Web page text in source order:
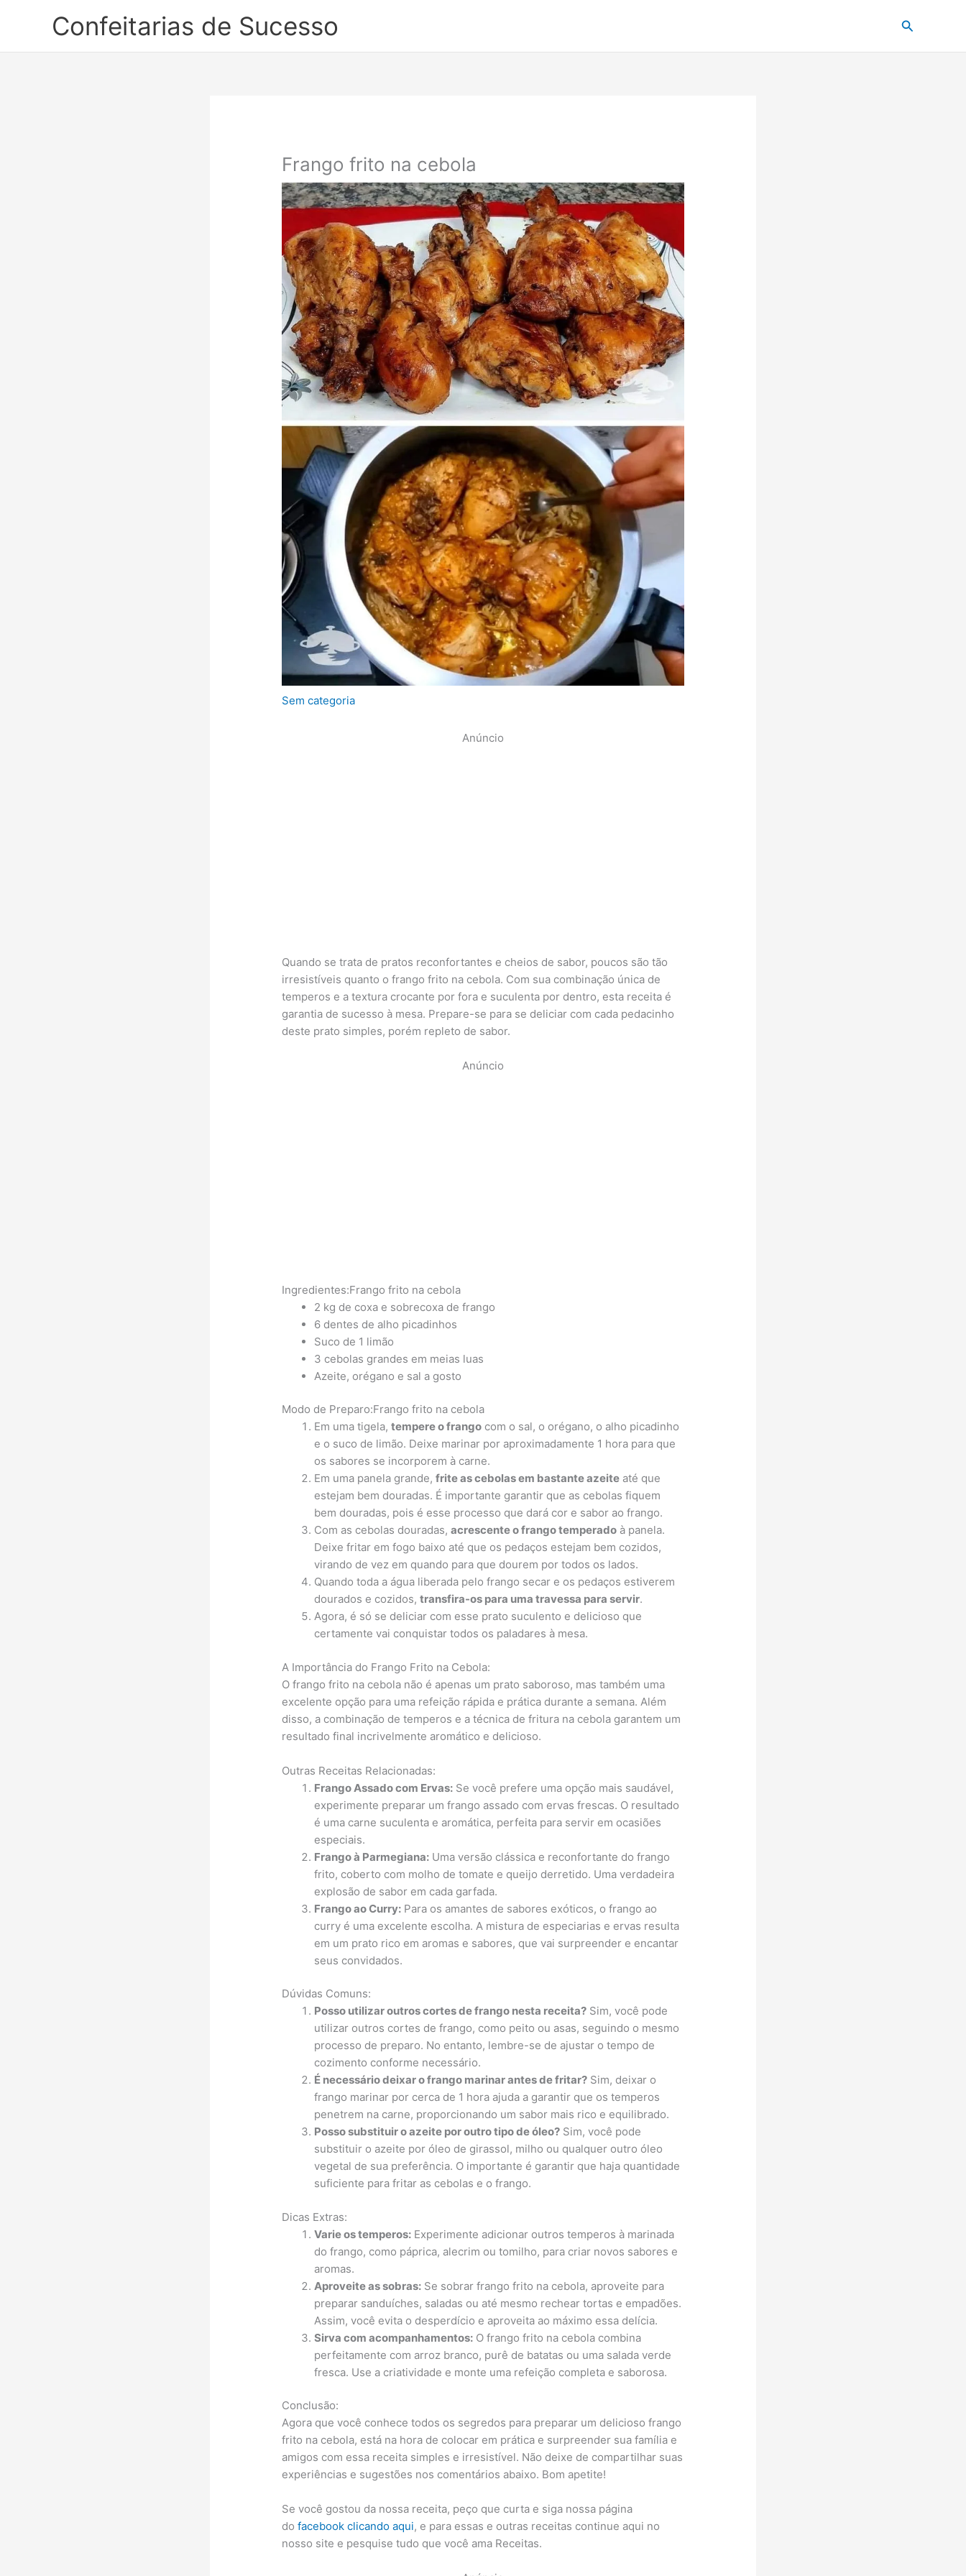
Confeitarias de Sucesso Pesquisar
Frango frito na cebola
Sem categoria
Anúncio
Quando se trata de pratos reconfortantes e cheios de sabor, poucos são tão
irresistíveis quanto o frango frito na cebola. Com sua combinação única de
temperos e a textura crocante por fora e suculenta por dentro, esta receita é
garantia de sucesso à mesa. Prepare-se para se deliciar com cada pedacinho
deste prato simples, porém repleto de sabor.
Anúncio
Ingredientes:Frango frito na cebola
2 kg de coxa e sobrecoxa de frango
6 dentes de alho picadinhos
Suco de 1 limão
3 cebolas grandes em meias luas
Azeite, orégano e sal a gosto
Modo de Preparo:Frango frito na cebola
Em uma tigela,tempere o frango com o sal, o orégano, o alho picadinho
e o suco de limão. Deixe marinar por aproximadamente 1 hora para que
os sabores se incorporem à carne.
Em uma panela grande,frite as cebolas em bastante azeite até que
estejam bem douradas. É importante garantir que as cebolas fiquem
bem douradas, pois é esse processo que dará cor e sabor ao frango.
Com as cebolas douradas,acrescente o frango temperado à panela.
Deixe fritar em fogo baixo até que os pedaços estejam bem cozidos,
virando de vez em quando para que dourem por todos os lados.
Quando toda a água liberada pelo frango secar e os pedaços estiverem
dourados e cozidos,transfira-os para uma travessa para servir.
Agora, é só se deliciar com esse prato suculento e delicioso que
certamente vai conquistar todos os paladares à mesa.
A Importância do Frango Frito na Cebola:
O frango frito na cebola não é apenas um prato saboroso, mas também uma
excelente opção para uma refeição rápida e prática durante a semana. Além
disso, a combinação de temperos e a técnica de fritura na cebola garantem um
resultado final incrivelmente aromático e delicioso.
Outras Receitas Relacionadas:
Frango Assado com Ervas: Se você prefere uma opção mais saudável,
experimente preparar um frango assado com ervas frescas. O resultado
é uma carne suculenta e aromática, perfeita para servir em ocasiões
especiais.
Frango à Parmegiana: Uma versão clássica e reconfortante do frango
frito, coberto com molho de tomate e queijo derretido. Uma verdadeira
explosão de sabor em cada garfada.
Frango ao Curry: Para os amantes de sabores exóticos, o frango ao
curry é uma excelente escolha. A mistura de especiarias e ervas resulta
em um prato rico em aromas e sabores, que vai surpreender e encantar
seus convidados.
Dúvidas Comuns:
Posso utilizar outros cortes de frango nesta receita? Sim, você pode
utilizar outros cortes de frango, como peito ou asas, seguindo o mesmo
processo de preparo. No entanto, lembre-se de ajustar o tempo de
cozimento conforme necessário.
É necessário deixar o frango marinar antes de fritar? Sim, deixar o
frango marinar por cerca de 1 hora ajuda a garantir que os temperos
penetrem na carne, proporcionando um sabor mais rico e equilibrado.
Posso substituir o azeite por outro tipo de óleo? Sim, você pode
substituir o azeite por óleo de girassol, milho ou qualquer outro óleo
vegetal de sua preferência. O importante é garantir que haja quantidade
suficiente para fritar as cebolas e o frango.
Dicas Extras:
Varie os temperos: Experimente adicionar outros temperos à marinada
do frango, como páprica, alecrim ou tomilho, para criar novos sabores e
aromas.
Aproveite as sobras: Se sobrar frango frito na cebola, aproveite para
preparar sanduíches, saladas ou até mesmo rechear tortas e empadões.
Assim, você evita o desperdício e aproveita ao máximo essa delícia.
Sirva com acompanhamentos: O frango frito na cebola combina
perfeitamente com arroz branco, purê de batatas ou uma salada verde
fresca. Use a criatividade e monte uma refeição completa e saborosa.
Conclusão:
Agora que você conhece todos os segredos para preparar um delicioso frango
frito na cebola, está na hora de colocar em prática e surpreender sua família e
amigos com essa receita simples e irresistível. Não deixe de compartilhar suas
experiências e sugestões nos comentários abaixo. Bom apetite!
Se você gostou da nossa receita, peço que curta e siga nossa página
dofacebook clicando aqui, e para essas e outras receitas continue aqui no
nosso site e pesquise tudo que você ama Receitas.